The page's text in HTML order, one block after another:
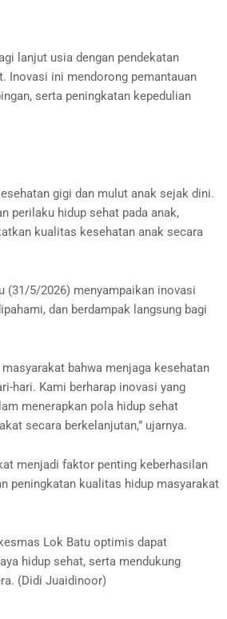
lanjut usia dengan pendekatan
Inovasi ini mendorong pemantauan
serta peningkatan kepedulian
gigi dan mulut anak sejak dini.
perilaku hidup sehat pada anak,
kualitas kesehatan anak secara
(31/5/2026) menyampaikan inovasi
dan berdampak langsung bagi
bahwa menjaga kesehatan
hari. Kami berharap inovasi yang
menerapkan pola hidup sehat
secara berkelanjutan,” ujarnya.
menjadi faktor penting keberhasilan
peningkatan kualitas hidup masyarakat
Lok Batu optimis dapat
hidup sehat, serta mendukung
(Didi Juaidinoor)